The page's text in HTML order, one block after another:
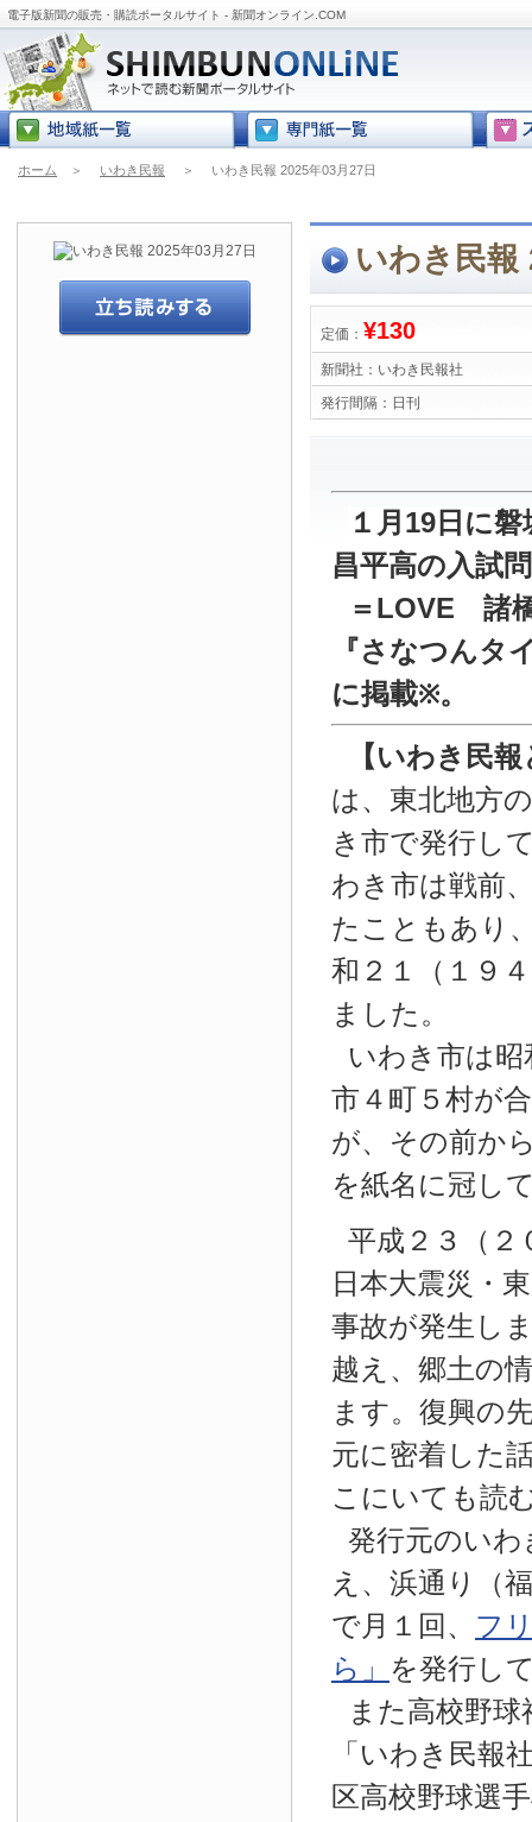
電子版新聞の販売・購読ポータルサイト - 新聞オンライン.COM
ホーム ＞ いわき民報 ＞ いわき民報 2025年03月27日
いわき民報
定価： ¥130
新聞社： いわき民報社
発行間隔： 日刊
１月19日に
昌平高の入試
＝LOVE 諸
『さなつんタ
に掲載※。
【いわき民
は、東北地方
き市で発行し
わき市は戦前
たこともあり
和２１（１９
ました。
いわき市は昭
市４町５村が
が、その前か
を紙名に冠し
平成２３（２
日本大震災・
事故が発生し
越え、郷土の
ます。復興の
元に密着した
こにいても読
発行元のいわ
え、浜通り（
で月１回、 フ
ら」 を発行し
また高校野
「いわき民報
区高校野球選